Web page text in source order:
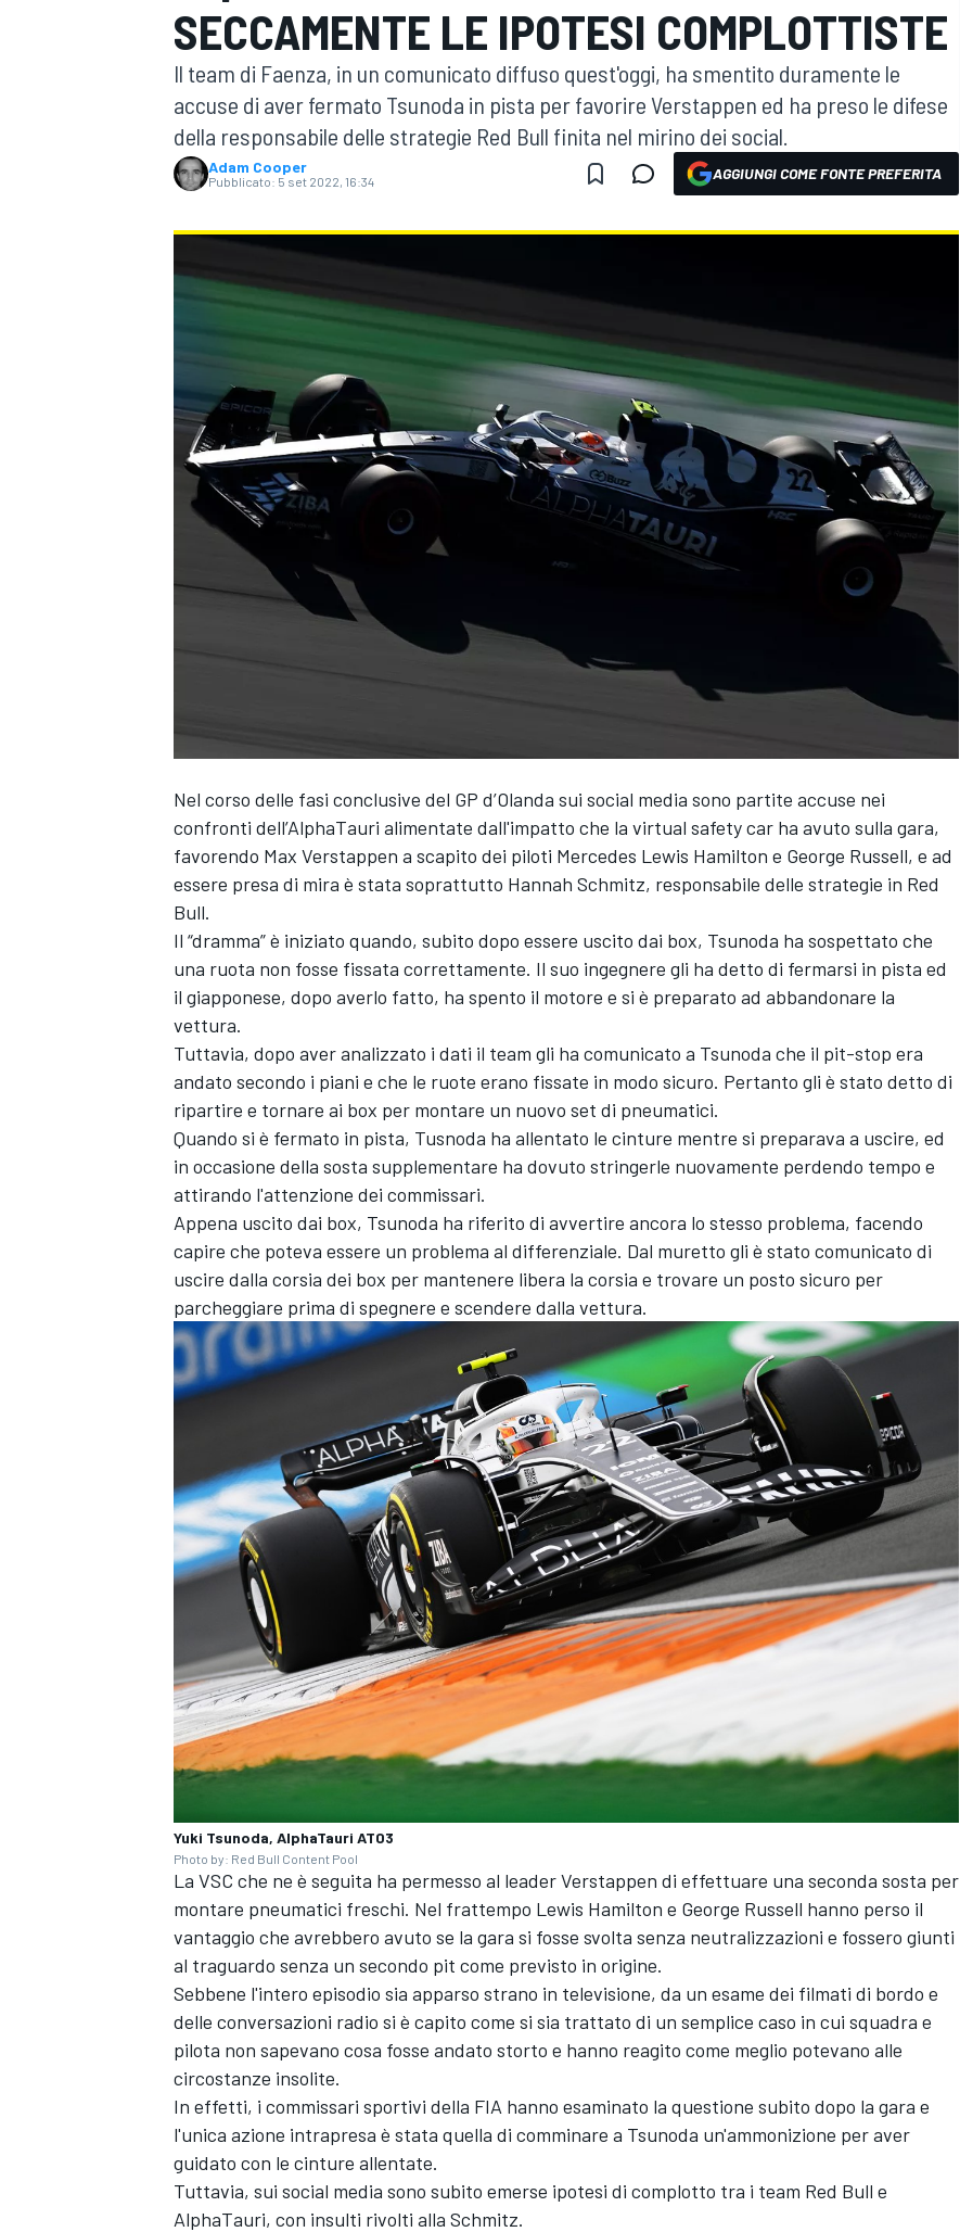
MOTOGP WEC
WRC
MONOPOSTO
ENDURANCE/GT
SECCAMENTE LE IPOTESI COMPLOTTISTE
Il team di Faenza, in un comunicato diffuso quest'oggi, ha smentito duramente le
accuse di aver fermato Tsunoda in pista per favorire Verstappen ed ha preso le difese
della responsabile delle strategie Red Bull finita nel mirino dei social.
Adam Cooper
Pubblicato: 5 set 2022, 16:34 AGGIUNGI COME FONTE PREFERITA
Nel corso delle fasi conclusive del GP d’Olanda sui social media sono partite accuse nei
confronti dell’AlphaTauri alimentate dall'impatto che la virtual safety car ha avuto sulla gara,
favorendo Max Verstappen a scapito dei piloti Mercedes Lewis Hamilton e George Russell, e ad
essere presa di mira è stata soprattutto Hannah Schmitz, responsabile delle strategie in Red
Bull.
Il “dramma” è iniziato quando, subito dopo essere uscito dai box, Tsunoda ha sospettato che
una ruota non fosse fissata correttamente. Il suo ingegnere gli ha detto di fermarsi in pista ed
il giapponese, dopo averlo fatto, ha spento il motore e si è preparato ad abbandonare la
vettura.
Tuttavia, dopo aver analizzato i dati il team gli ha comunicato a Tsunoda che il pit-stop era
andato secondo i piani e che le ruote erano fissate in modo sicuro. Pertanto gli è stato detto di
ripartire e tornare ai box per montare un nuovo set di pneumatici.
Quando si è fermato in pista, Tusnoda ha allentato le cinture mentre si preparava a uscire, ed
in occasione della sosta supplementare ha dovuto stringerle nuovamente perdendo tempo e
attirando l'attenzione dei commissari.
Appena uscito dai box, Tsunoda ha riferito di avvertire ancora lo stesso problema, facendo
capire che poteva essere un problema al differenziale. Dal muretto gli è stato comunicato di
uscire dalla corsia dei box per mantenere libera la corsia e trovare un posto sicuro per
parcheggiare prima di spegnere e scendere dalla vettura.
Yuki Tsunoda, AlphaTauri AT03
Photo by: Red Bull Content Pool
La VSC che ne è seguita ha permesso al leader Verstappen di effettuare una seconda sosta per
montare pneumatici freschi. Nel frattempo Lewis Hamilton e George Russell hanno perso il
vantaggio che avrebbero avuto se la gara si fosse svolta senza neutralizzazioni e fossero giunti
al traguardo senza un secondo pit come previsto in origine.
Sebbene l'intero episodio sia apparso strano in televisione, da un esame dei filmati di bordo e
delle conversazioni radio si è capito come si sia trattato di un semplice caso in cui squadra e
pilota non sapevano cosa fosse andato storto e hanno reagito come meglio potevano alle
circostanze insolite.
In effetti, i commissari sportivi della FIA hanno esaminato la questione subito dopo la gara e
l'unica azione intrapresa è stata quella di comminare a Tsunoda un'ammonizione per aver
guidato con le cinture allentate.
Tuttavia, sui social media sono subito emerse ipotesi di complotto tra i team Red Bull e
AlphaTauri, con insulti rivolti alla Schmitz.